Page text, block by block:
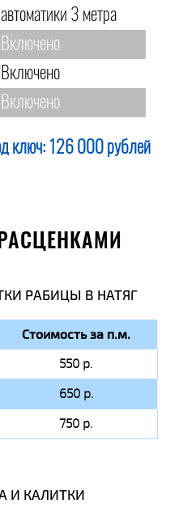
автоматики 3 метра
Включено
Включено
Включено
ключ: 126 000 рублей
РАБИЦЫ В НАТЯГ
Стоимость за п.м.
550 р.
650 р.
750 р.
И КАЛИТКИ